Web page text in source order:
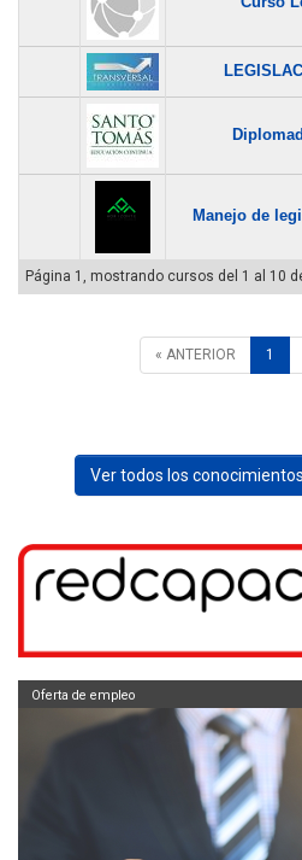
Manejo de
Página 1, mostrando cursos del 1 al 10
« ANTERIOR 1
Ver todos los
Oferta de empleo